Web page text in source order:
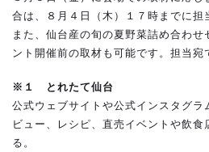
合は、８月４日（木）１７時までに担
また、仙台産の旬の夏野菜詰め合わ
ント開催前の取材も可能です。担当宛
※１ とれたて仙台
公式ウェブサイトや公式インスタグラ
ビュー、レシピ、直売イベントや飲
る。